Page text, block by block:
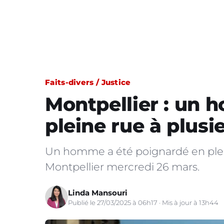
Faits-divers / Justice
Montpellier : un
pleine rue à
Un homme a été poignardé en
Montpellier mercredi 26 mars.
Linda Mansouri
Publié le 27/03/2025 à 06h17 · Mis à jour à 13h44